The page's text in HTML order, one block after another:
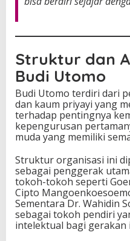
Struktur dan
Budi Utomo
Budi Utomo terdiri dari
dan kaum priyayi yang
terhadap pentingnya
kepengurusan
muda yang memiliki
Struktur organisasi ini
sebagai penggerak
tokoh-tokoh seperti
Cipto
Sementara Dr. Wahidin
sebagai tokoh pendiri
intelektual bagi gerakan